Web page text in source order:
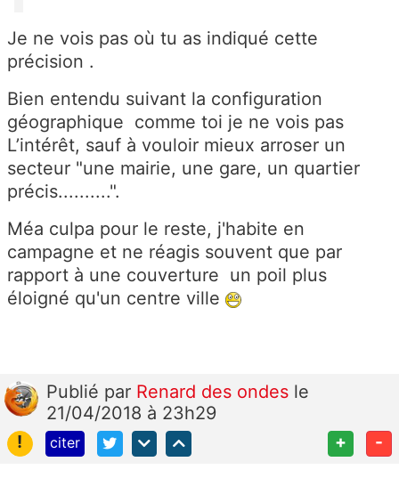
Je ne vois pas où tu as indiqué cette
précision .
Bien entendu suivant la configuration
géographique comme toi je ne vois pas
L’intérêt, sauf à vouloir mieux arroser un
secteur "une mairie, une gare, un quartier
précis..........".
Méa culpa pour le reste, j'habite en
campagne et ne réagis souvent que par
rapport à une couverture un poil plus
éloigné qu'un centre ville
Publié par Renard des ondes le
21/04/2018 à 23h29
!
citer + -